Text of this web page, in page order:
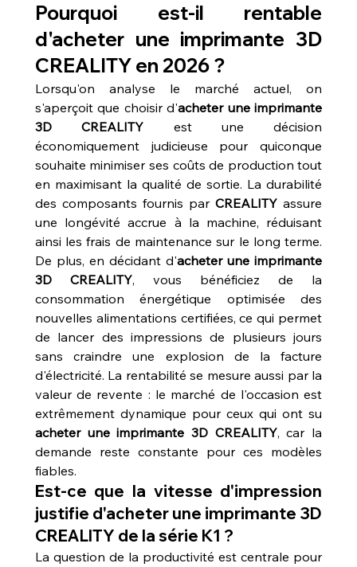
Pourquoi est-il rentable
d'acheter une imprimante 3D
CREALITY en 2026 ?
Lorsqu'on analyse le marché actuel, on
s'aperçoit que choisir d'acheter une imprimante
3D CREALITY est une décision
économiquement judicieuse pour quiconque
souhaite minimiser ses coûts de production tout
en maximisant la qualité de sortie. La durabilité
des composants fournis par CREALITY assure
une longévité accrue à la machine, réduisant
ainsi les frais de maintenance sur le long terme.
De plus, en décidant d'acheter une imprimante
3D CREALITY, vous bénéficiez de la
consommation énergétique optimisée des
nouvelles alimentations certifiées, ce qui permet
de lancer des impressions de plusieurs jours
sans craindre une explosion de la facture
d'électricité. La rentabilité se mesure aussi par la
valeur de revente : le marché de l'occasion est
acheter une imprimante 3D CREALITY, car la
demande reste constante pour ces modèles
fiables.
Est-ce que la vitesse d'impression
justifie d'acheter une imprimante 3D
CREALITY de la série K1 ?
La question de la productivité est centrale pour